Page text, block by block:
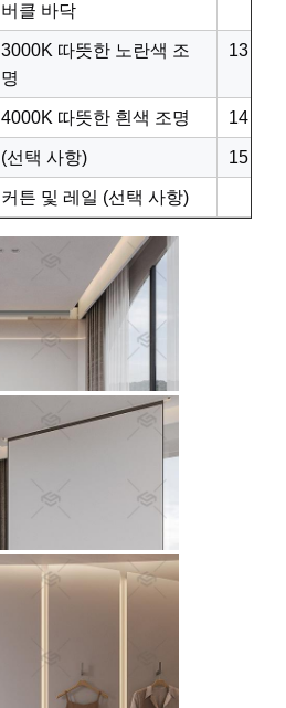
버클 바닥
3000K 따뜻한 노란색 조
명
13
4000K 따뜻한 흰색 조명 14
(선택 사항) 15
커튼 및 레일 (선택 사항)